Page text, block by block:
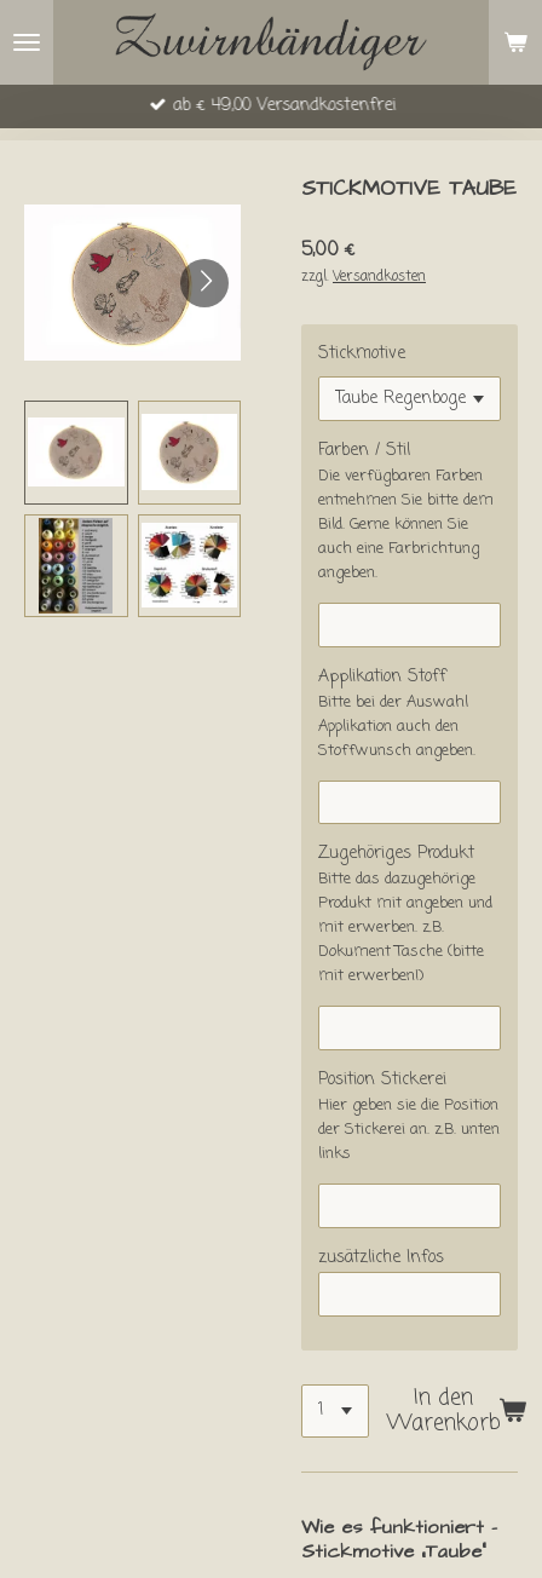
Hauptinhalt
ab € 49,00 Versandkostenfrei
STICKMOTIVE TAUBE
5,00 €
zzgl.Versandkosten
Stickmotive
Farben / Stil
Die verfügbaren Farben
entnehmen Sie bitte dem
Bild. Gerne können Sie
auch eine Farbrichtung
angeben.
Applikation Stoff
Bitte bei der Auswahl
Applikation auch den
Stoffwunsch angeben.
Zugehöriges Produkt
Bitte das dazugehörige
Produkt mit angeben und
mit erwerben. z.B.
Dokument Tasche (bitte
mit erwerben!)
Position Stickerei
Hier geben sie die Position
der Stickerei an. z.B. unten
links
zusätzliche Infos
In den
Warenkorb
Wie es funktioniert –
Stickmotive „Taube“